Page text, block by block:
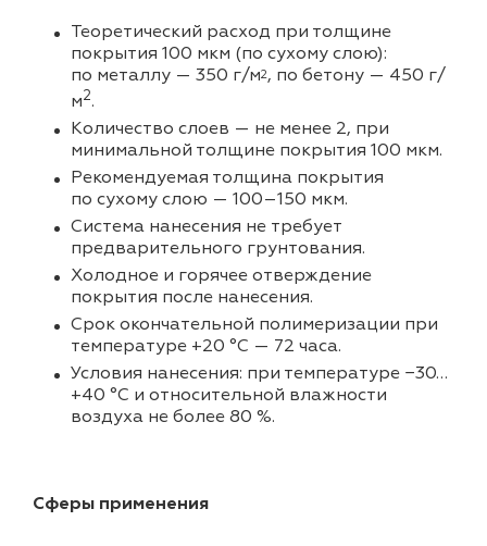
Теоретический расход при толщине
покрытия 100 мкм (по сухому слою):
по металлу — 350 г/м2, по бетону — 450 г/
м2.
Количество слоев — не менее 2, при
минимальной толщине покрытия 100 мкм.
Рекомендуемая толщина покрытия
по сухому слою — 100–150 мкм.
Система нанесения не требует
предварительного грунтования.
Холодное и горячее отверждение
покрытия после нанесения.
Срок окончательной полимеризации при
температуре +20 °С — 72 часа.
Условия нанесения: при температуре −30…
+40 °C и относительной влажности
воздуха не более 80 %.
Сферы применения